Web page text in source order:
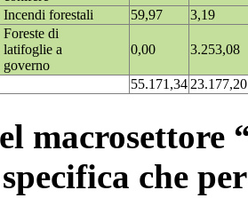
Incendi forestali
59,97
3,19
Foreste di
latifoglie a
governo
0,00 3.253,08
55.171,3423.177,20
macrosettore
che